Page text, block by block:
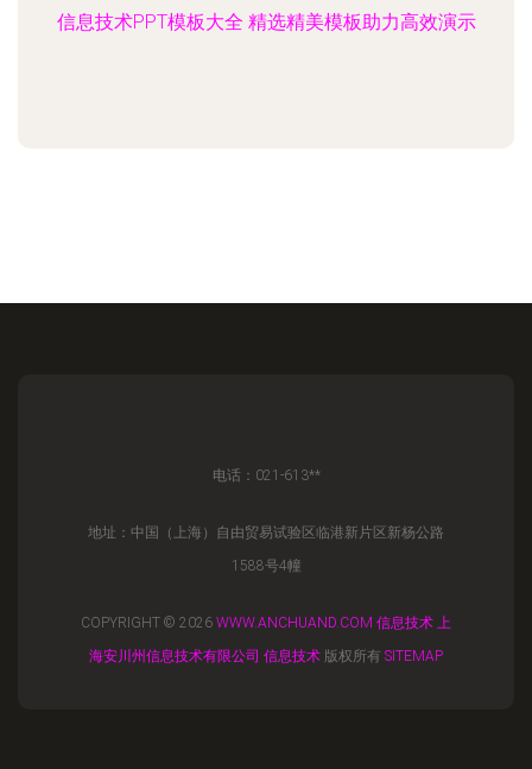
信息技术PPT模板大全 精选精美模板助力高效演示
电话：021-613**
地址：中国（上海）自由贸易试验区临港新片区新杨公路
1588号4幢
COPYRIGHT © 2026 WWW.ANCHUAND.COM 信息技术 上
海安川州信息技术有限公司 信息技术 版权所有 SITEMAP